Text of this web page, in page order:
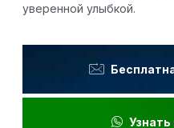
уверенной улыбкой.
Узнать